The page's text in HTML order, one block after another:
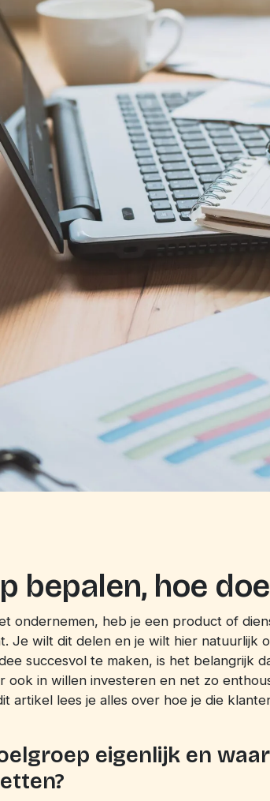
bepalen, hoe
ondernemen, heb je een product of
Je wilt dit delen en je wilt hier natuurlijk
succesvol te maken, is het belangrijk
ook in willen investeren en net zo
artikel lees je alles over hoe je die
eigenlijk en